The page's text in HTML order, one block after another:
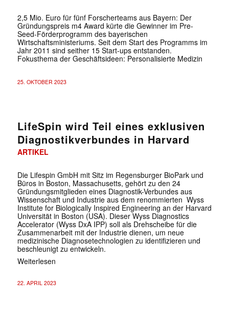
2,5 Mio. Euro für fünf Forscherteams aus Bayern: Der
Gründungspreis m4 Award kürte die Gewinner im Pre-
Seed-Förderprogramm des bayerischen
Wirtschaftsministeriums. Seit dem Start des Programms im
Jahr 2011 sind seither 15 Start-ups entstanden.
Fokusthema der Geschäftsideen: Personalisierte Medizin
25. OKTOBER 2023
LifeSpin wird Teil eines exklusiven
Diagnostikverbundes in Harvard
ARTIKEL
Die Lifespin GmbH mit Sitz im Regensburger BioPark und
Büros in Boston, Massachusetts, gehört zu den 24
Gründungsmitglieden eines Diagnostik-Verbundes aus
Wissenschaft und Industrie aus dem renommierten Wyss
Institute for Biologically Inspired Engineering an der Harvard
Universität in Boston (USA). Dieser Wyss Diagnostics
Accelerator (Wyss DxA IPP) soll als Drehscheibe für die
Zusammenarbeit mit der Industrie dienen, um neue
medizinische Diagnosetechnologien zu identifizieren und
beschleunigt zu entwickeln.
Weiterlesen
22. APRIL 2023